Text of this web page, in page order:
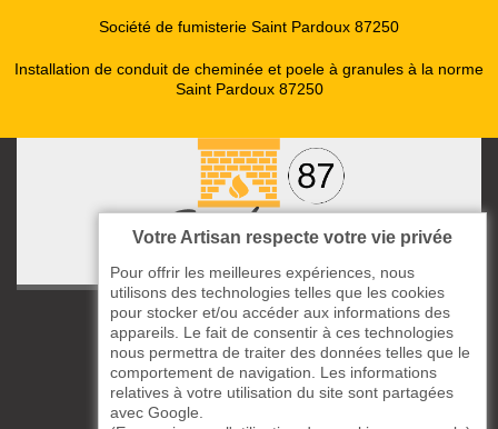
Société de fumisterie Saint Pardoux 87250
Installation de conduit de cheminée et poele à granules à la norme
Saint Pardoux 87250
ccas le Bourg
87220 Boisseuil
05 33 06 14 49
06 37 57 44 80
Votre Artisan respecte votre vie privée
Pour offrir les meilleures expériences, nous
utilisons des technologies telles que les cookies
pour stocker et/ou accéder aux informations des
appareils. Le fait de consentir à ces technologies
nous permettra de traiter des données telles que le
comportement de navigation. Les informations
relatives à votre utilisation du site sont partagées
avec Google.